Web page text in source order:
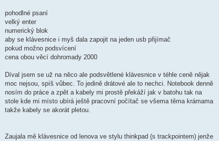
pohodlné psaní
velký enter
numerický blok
aby se klávesnice i myš dala zapojit na jeden usb přijímač
pokud možno podsvícení
cena obou věcí dohromady 2000
Díval jsem se už na něco ale podsvětlené klávesnice v téhle ceně nějak
moc nejsou, spíš vůbec. To jedině drátové ale to nechci. Notebook denně
nosím do práce a zpět a kabely mi prostě překáží jak v batohu tak na
stole kde mi místo ubírá ještě pracovní počítač se všema těma krámama
takže kabely se akorát pletou.
Zaujala mě klávesnice od lenova ve stylu thinkpad (s trackpointem) jenže